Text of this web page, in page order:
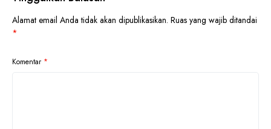
Alamat email Anda tidak akan dipublikasikan. Ruas yang wajib ditandai
*
Komentar *